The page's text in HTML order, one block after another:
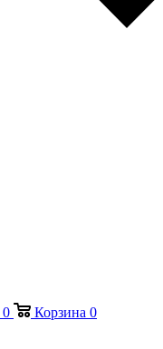
0 Корзина 0